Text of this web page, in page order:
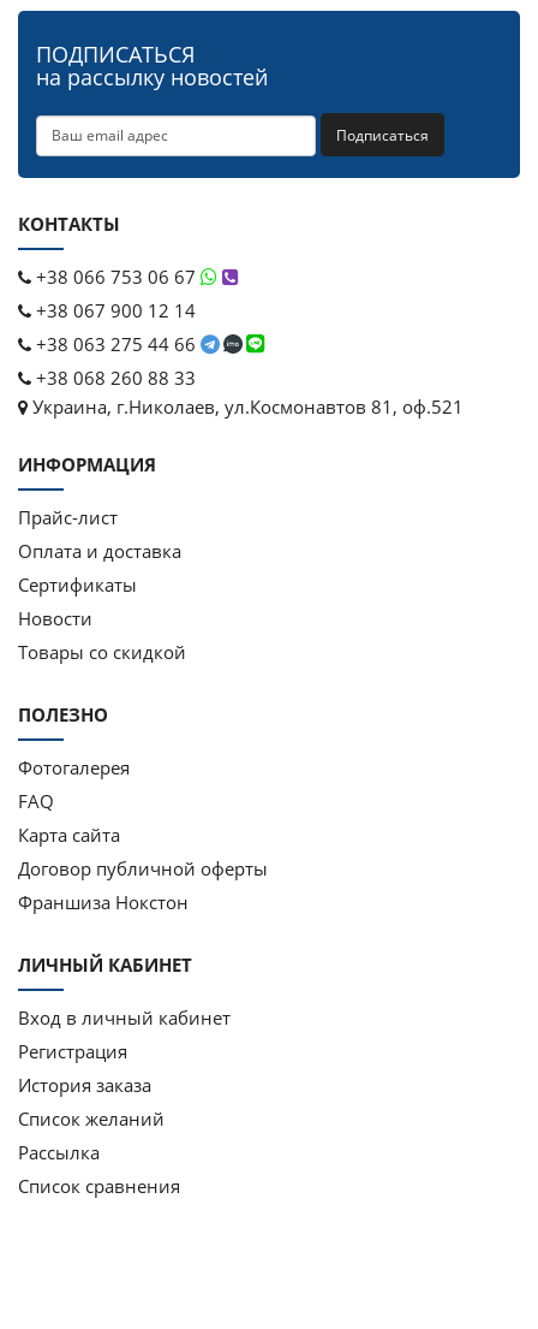
ПОДПИСАТЬСЯ
на рассылку новостей
Подписаться
КОНТАКТЫ
+38 066 753 06 67
+38 067 900 12 14
+38 063 275 44 66
+38 068 260 88 33
Украина, г.Николаев, ул.Космонавтов 81, оф.521
ИНФОРМАЦИЯ
Прайс-лист
Оплата и доставка
Сертификаты
Новости
Товары со скидкой
ПОЛЕЗНО
Фотогалерея
FAQ
Карта сайта
Договор публичной оферты
Франшиза Нокстон
ЛИЧНЫЙ КАБИНЕТ
Вход в личный кабинет
Регистрация
История заказа
Список желаний
Рассылка
Список сравнения